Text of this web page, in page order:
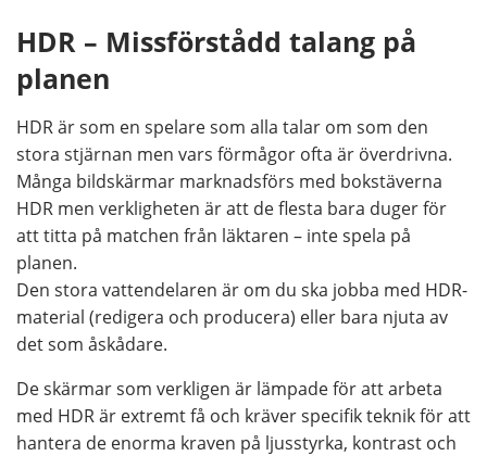
HDR – Missförstådd talang på
planen
HDR är som en spelare som alla talar om som den
stora stjärnan men vars förmågor ofta är överdrivna.
Många bildskärmar marknadsförs med bokstäverna
HDR men verkligheten är att de flesta bara duger för
att titta på matchen från läktaren – inte spela på
planen.
Den stora vattendelaren är om du ska jobba med HDR-
material (redigera och producera) eller bara njuta av
det som åskådare.
De skärmar som verkligen är lämpade för att arbeta
med HDR är extremt få och kräver specifik teknik för att
hantera de enorma kraven på ljusstyrka, kontrast och